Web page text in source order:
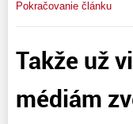
Pokračovanie článku
Takže už
médiám